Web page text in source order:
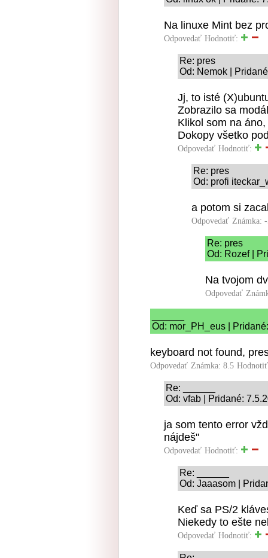
Na linuxe Mint bez
Odpovedať Hodnotiť:
Re: pres
Od: Nemok |
Jj, to isté
Zobrazilo sa
Klikol som na
Dokopy všetko
Odpovedať Hodnotiť:
Re: pres
Od: profi
a potom si
Odpovedať Známka:
Re: pres
Od: Rozef |
Na tvojom
Odpovedať
Od: mor_PH_eus |
keyboard not found,
Odpovedať Známka: 8.5
Re: ______
Od: vfab | Pridané:
ja som tento error
nájdeš"
Odpovedať Hodnotiť:
Re: ______
Od: Jaaasom |
Keď sa PS/2
Niekedy to ešte
Odpovedať Hodnotiť: